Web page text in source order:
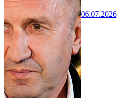
06.07.2026